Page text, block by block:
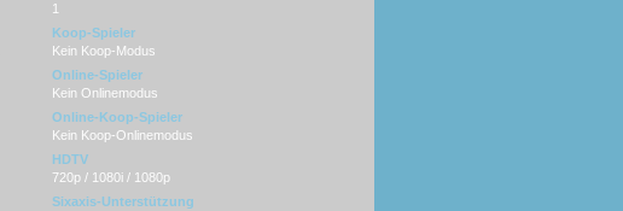
1
Koop-Spieler
Kein Koop-Modus
Online-Spieler
Kein Onlinemodus
Online-Koop-Spieler
Kein Koop-Onlinemodus
HDTV
720p / 1080i / 1080p
Sixaxis-Unterstützung